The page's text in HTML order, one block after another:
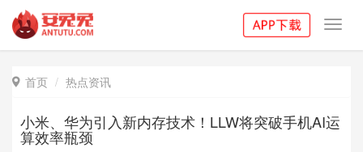
 首页 热点资讯
小米、华为引入新内存技术！LLW将突破手机AI运
算效率瓶颈